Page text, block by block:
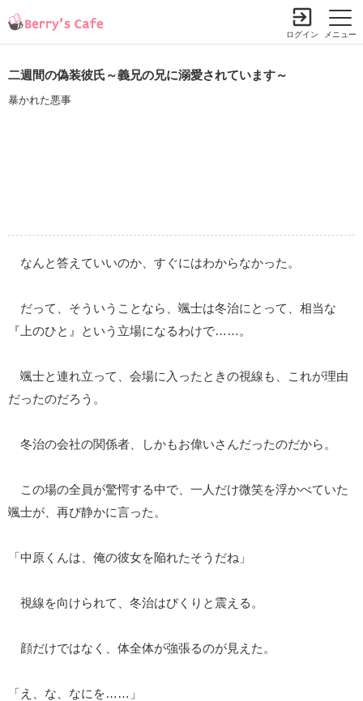
メニュー
ログイン
二週間の偽装彼氏～義兄の兄に溺愛されています～
暴かれた悪事
なんと答えていいのか、すぐにはわからなかった。
だって、そういうことなら、颯士は冬治にとって、相当な
『上のひと』という立場になるわけで……。
颯士と連れ立って、会場に入ったときの視線も、これが理由
だったのだろう。
冬治の会社の関係者、しかもお偉いさんだったのだから。
この場の全員が驚愕する中で、一人だけ微笑を浮かべていた
颯士が、再び静かに言った。
「中原くんは、俺の彼女を陥れたそうだね」
視線を向けられて、冬治はびくりと震える。
顔だけではなく、体全体が強張るのが見えた。
「え、な、なにを……」